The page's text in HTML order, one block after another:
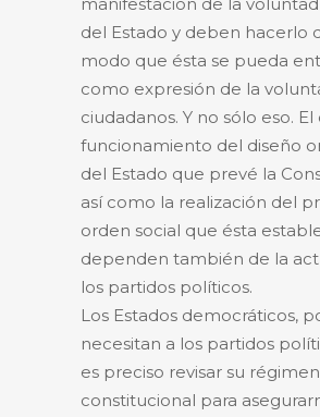
del Estado y deben hacerlo
modo que ésta se pueda
como expresión de la
ciudadanos. Y no sólo eso.
funcionamiento del diseño
del Estado que prevé la
así como la realización del
orden social que ésta
dependen también de la
los partidos políticos.
Los Estados democráticos,
necesitan a los partidos
es preciso revisar su
constitucional para